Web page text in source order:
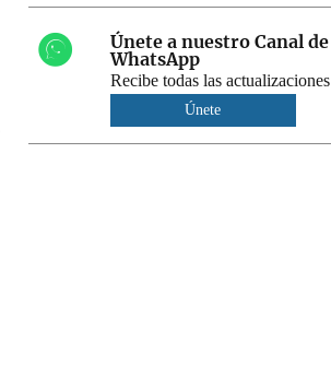
Únete a nuestro Canal de
WhatsApp
Recibe todas las actualizaciones
Únete